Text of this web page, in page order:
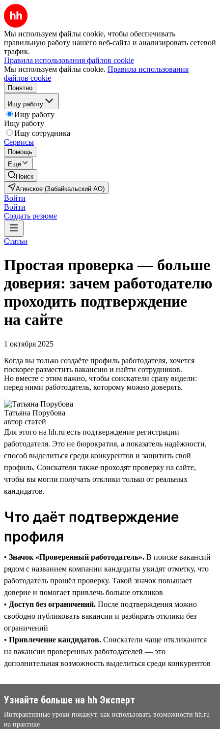
Мы используем файлы cookie, чтобы обеспечивать
правильную работу нашего веб-сайта и анализировать сетевой
трафик.
Правила использования файлов cookie
Мы используем файлы cookie. Правила использования
файлов cookie
Понятно
Ищу работу
Ищу работу
Ищу работу
Ищу сотрудника
Сервисы
Помощь
Ещё
Поиск
Агинское (Забайкальский АО)
Войти
Войти
Создать резюме
Статьи
Простая проверка — больше
доверия: зачем работодателю
проходить подтверждение
на сайте
1 октября 2025
Когда вы только создаёте профиль работодателя, хочется
поскорее разместить вакансию и найти сотрудников.
Но вместе с этим важно, чтобы соискатели сразу видели:
перед ними работодатель, которому можно доверять.
Татьяна Порубова
автор статей
Для этого на hh.ru есть подтверждение регистрации
работодателя. Это не бюрократия, а показатель надёжности,
способ выделиться среди конкурентов и защитить свой
профиль. Соискатели также проходят проверку на сайте,
чтобы вы могли получать отклики только от реальных
кандидатов.
Что даёт подтверждение
профиля
• Значок «Проверенный работодатель». В поиске вакансий
рядом с названием компании кандидаты увидят отметку, что
работодатель прошёл проверку. Такой значок повышает
доверие и помогает привлечь больше откликов
• Доступ без ограничений. После подтверждения можно
свободно публиковать вакансии и разбирать отклики без
ограничений
• Привлечение кандидатов. Соискатели чаще откликаются
на вакансии проверенных работодателей — это
дополнительная возможность выделиться среди конкурентов
Узнайте больше на hh Эксперт
Интерактивные уроки покажут, как использовать возможности hh.ru
на практике